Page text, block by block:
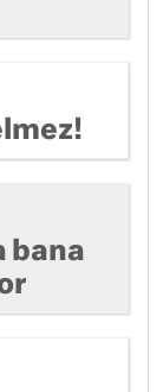
bana